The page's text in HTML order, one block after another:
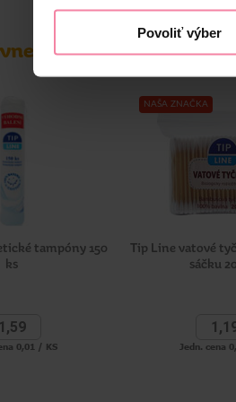
Povoliť výber
olejov z Európy: repkového,
stopa bola čo najmenšia!
o výrobcovi
produkty
tampóny 150
ks
1,59
0,01 / KS
NAŠA ZNAČKA
Tip Line vatové
sáčku
1,
Jedn. cena